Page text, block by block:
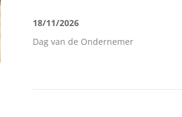
18/11/2026
Dag van de Ondernemer